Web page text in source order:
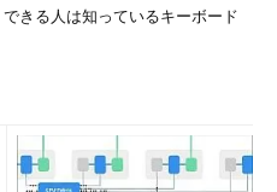
できる人は知っているキーボード